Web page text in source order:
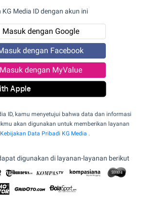
KG Media ID dengan akun ini
Masuk dengan Google
dengan Facebook
Masuk dengan MyValue
Apple
ID, kamu menyetujui bahwa data dan informasi
akan digunakan untuk memberikan layanan
Kebijakan Data Pribadi KG Media .
digunakan di layanan-layanan berikut